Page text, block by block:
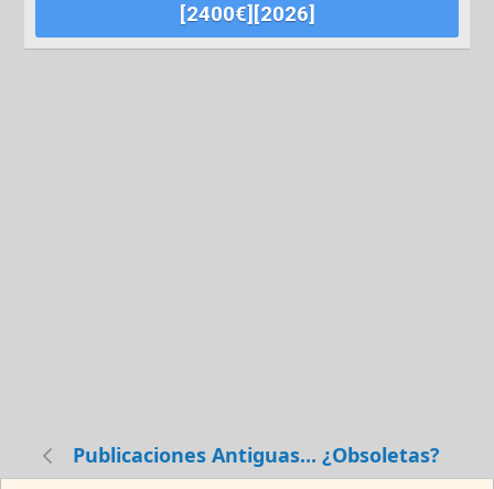
[2400€][2026]
Publicaciones Antiguas... ¿Obsoletas?